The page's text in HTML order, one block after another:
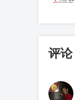
评论